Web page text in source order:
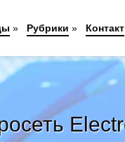
» Рубрики » Контакт